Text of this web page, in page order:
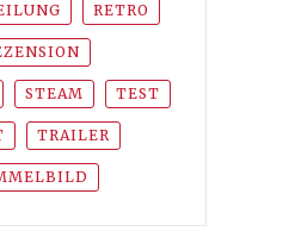
RETRO
STEAM TEST
TRAILER